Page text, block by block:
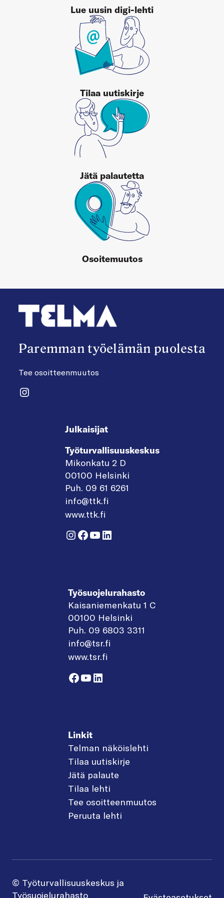
Lue uusin digi-lehti
Tilaa uutiskirje
Jätä palautetta
Osoitemuutos
Paremman työelämän puolesta
Tee osoitteenmuutos
Instagram
Julkaisijat
Työturvallisuuskeskus
Mikonkatu 2 D
00100 Helsinki
Puh. 09 61 6261
info@ttk.fi
www.ttk.fi
Instagram
Facebook
YouTube
LinkedIn
Työsuojelurahasto
Kaisaniemenkatu 1 C
00100 Helsinki
Puh. 09 6803 3311
info@tsr.fi
www.tsr.fi
Facebook
YouTube
LinkedIn
Linkit
Telman näköislehti
Tilaa uutiskirje
Jätä palaute
Tilaa lehti
Tee osoitteenmuutos
Peruuta lehti
© Työturvallisuuskeskus ja
Työsuojelurahasto